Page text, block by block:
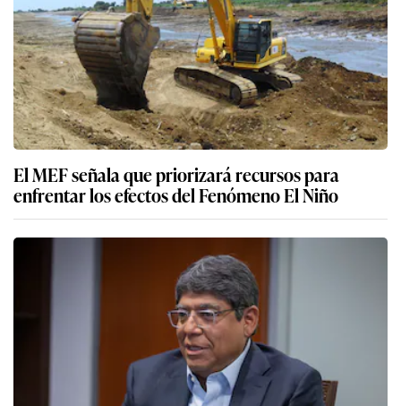
El MEF señala que priorizará recursos para
enfrentar los efectos del Fenómeno El Niño